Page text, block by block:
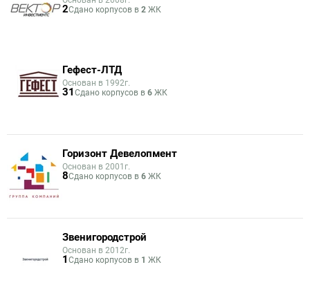
2Сдано корпусов в 2 ЖК
Гефест-ЛТД
Основан в 1992г.
31 Сдано корпусов в 6 ЖК
Горизонт Девелопмент
Основан в 2001г.
8Сдано корпусов в 6 ЖК
Звенигородстрой
Основан в 2012г.
1 Сдано корпусов в 1 ЖК